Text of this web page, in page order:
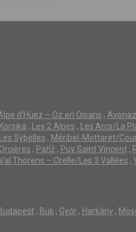
d'Huez – Oz en Oisans ,
Korsika , Les 2 Alpes , Les Arcs/La
Les Sybelles , Méribel-Mottaret/
Orcières , Paříž, Puy Saint Vincent,
Thorens – Orelle/Les 3 Vallées ,
, Bük, Győr , Harkány ,